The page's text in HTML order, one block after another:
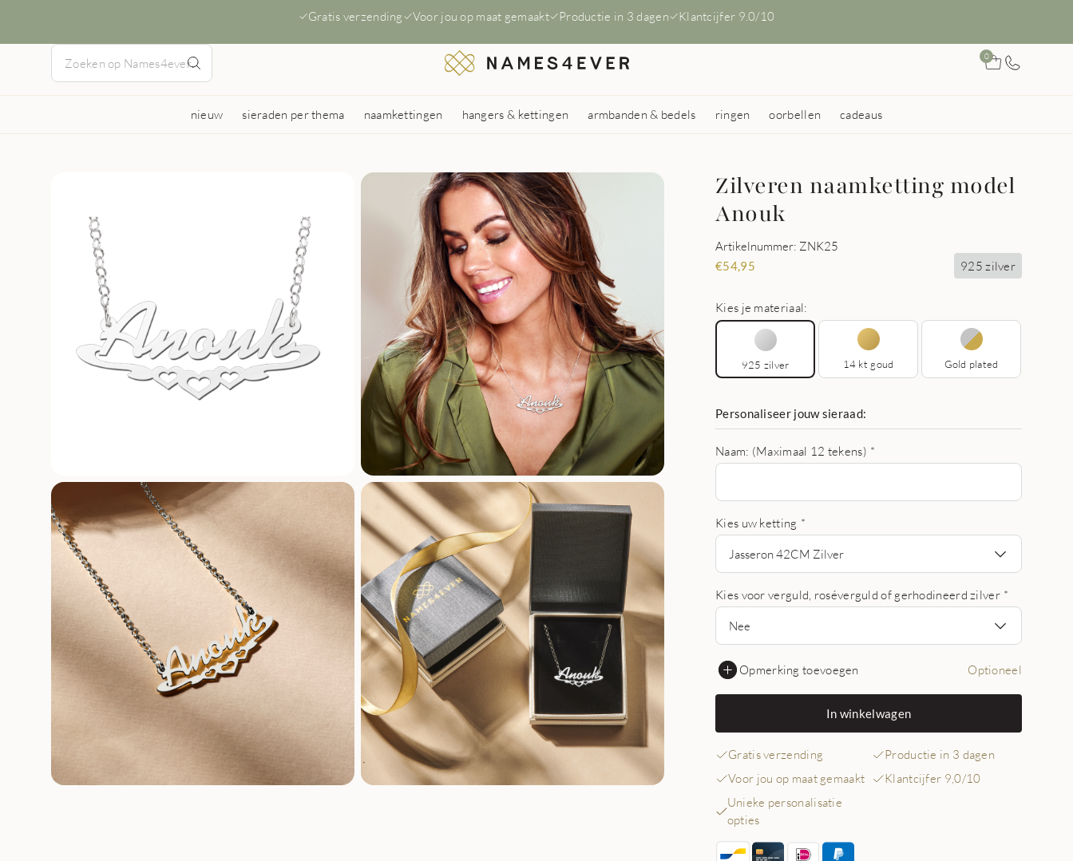
Gratis verzending Voor jou op maat gemaakt Productie in 3 dagen Klantcijfer 9.0/10
0
nieuw sieraden per thema naamkettingen hangers & kettingen armbanden & bedels ringen oorbellen cadeaus
Zilveren naamketting model
Anouk
Artikelnummer: ZNK25
€54,95 925 zilver
Kies je materiaal:
925 zilver 14 kt goud Gold plated
Personaliseer jouw sieraad:
Naam: (Maximaal 12 tekens) *
Kies uw ketting *
Jasseron 42CM Zilver
Kies voor verguld, roséverguld of gerhodineerd zilver *
Nee
Opmerking toevoegen Optioneel
In winkelwagen
Gratis verzending
Productie in 3 dagen
Voor jou op maat gemaakt
Klantcijfer 9,0/10
Unieke personalisatie
opties